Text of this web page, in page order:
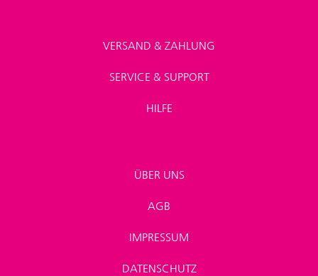
VERSAND & ZAHLUNG
SERVICE & SUPPORT
HILFE
ÜBER UNS
AGB
IMPRESSUM
DATENSCHUTZ